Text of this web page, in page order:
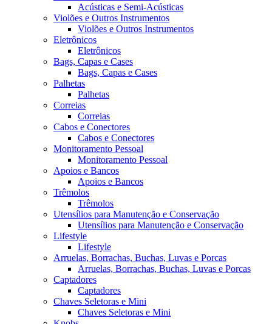
Acústicas e Semi-Acústicas
Violões e Outros Instrumentos
Violões e Outros Instrumentos
Eletrônicos
Eletrônicos
Bags, Capas e Cases
Bags, Capas e Cases
Palhetas
Palhetas
Correias
Correias
Cabos e Conectores
Cabos e Conectores
Monitoramento Pessoal
Monitoramento Pessoal
Apoios e Bancos
Apoios e Bancos
Trêmolos
Trêmolos
Utensílios para Manutenção e Conservação
Utensílios para Manutenção e Conservação
Lifestyle
Lifestyle
Arruelas, Borrachas, Buchas, Luvas e Porcas
Arruelas, Borrachas, Buchas, Luvas e Porcas
Captadores
Captadores
Chaves Seletoras e Mini
Chaves Seletoras e Mini